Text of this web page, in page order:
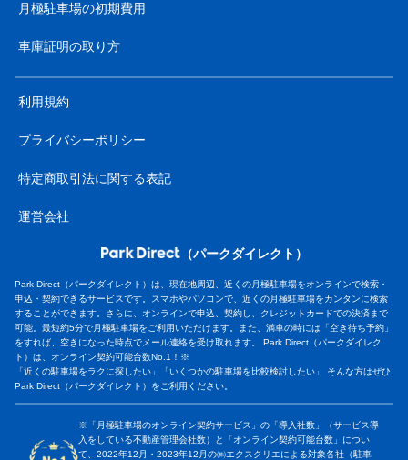
月極駐車場の初期費用
車庫証明の取り方
利用規約
プライバシーポリシー
特定商取引法に関する表記
運営会社
（パークダイレクト）
Park Direct（パークダイレクト）は、現在地周辺、近くの月極駐車場をオンラインで検索・
申込・契約できるサービスです。スマホやパソコンで、近くの月極駐車場をカンタンに検索
することができます。さらに、オンラインで申込、契約し、クレジットカードでの決済まで
可能。最短約5分で月極駐車場をご利用いただけます。また、満車の時には「空き待ち予約」
をすれば、空きになった時点でメール連絡を受け取れます。 Park Direct（パークダイレク
ト）は、オンライン契約可能台数No.1！※
「近くの駐車場をラクに探したい」「いくつかの駐車場を比較検討したい」 そんな方はぜひ
Park Direct（パークダイレクト）をご利用ください。
※「月極駐車場のオンライン契約サービス」の「導入社数」（サービス導
入をしている不動産管理会社数）と「オンライン契約可能台数」につい
て、2022年12月・2023年12月の㈱エクスクリエによる対象各社（駐車